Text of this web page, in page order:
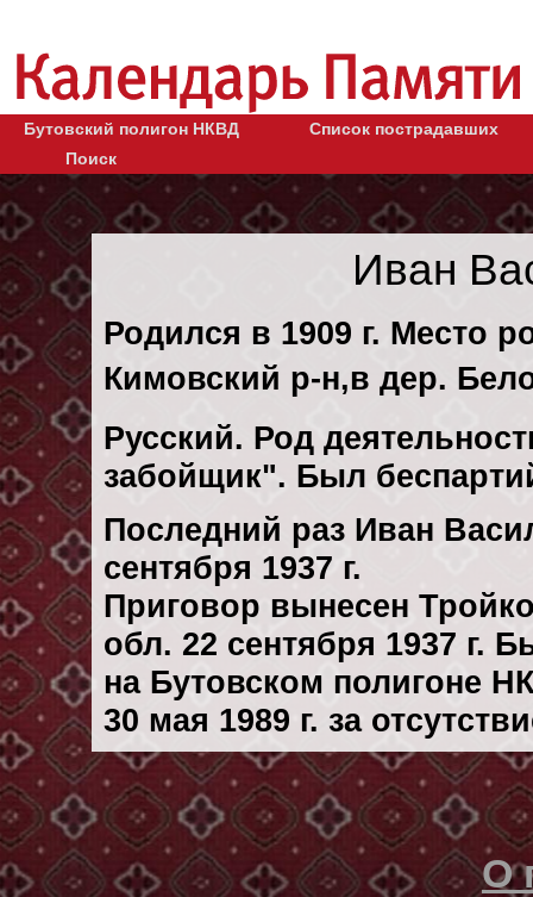
Бутовский полигон НКВД
Список пострадавших
Поиск
Иван
Родился в 1909 г. Место
Кимовский р-н,в дер.
Русский. Род
забойщик". Был
Последний раз Иван
сентября 1937 г.
Приговор вынесен
обл. 22 сентября 1937 г.
на Бутовском полигоне
30 мая 1989 г. за
О